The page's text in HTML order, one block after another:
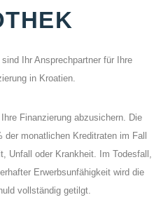
Ihr Ansprechpartner für Ihre
in Kroatien.
Finanzierung abzusichern. Die
monatlichen Kreditraten im Fall
Unfall oder Krankheit.
Im Todesfall,
Erwerbsunfähigkeit wird die
vollständig getilgt.